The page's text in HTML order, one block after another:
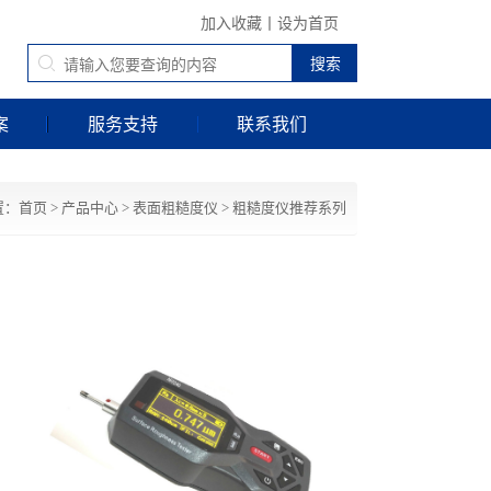
加入收藏 丨 设为首页
服务支持 联系我们
首页 > 产品中心 > 表面粗糙度仪 > 粗糙度仪推荐系列